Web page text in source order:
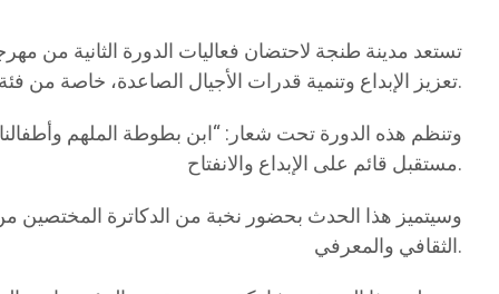
تعزيز الإبداع وتنمية قدرات الأجيال الصاعدة، خاصة من فئة الأطفال.
وتنظم هذه الدورة تحت شعار: “ابن بطوطة الملهم
مستقبل قائم على الإبداع والانفتاح.
وسيتميز هذا الحدث بحضور نخبة من الدكاترة المختصين
الثقافي والمعرفي.